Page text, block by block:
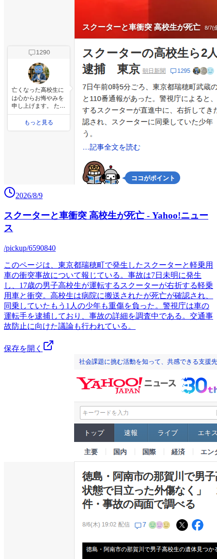
2026/8/9
スクーターと車衝突 高校生が死亡 - Yahoo!ニュー
ス
/pickup/6590840
このページは、東京都瑞穂町で発生したスクーターと軽乗用
車の衝突事故について報じている。事故は7日未明に発生
し、17歳の男子高校生が運転するスクーターが右折する軽乗
用車と衝突。高校生は病院に搬送されたが死亡が確認され、
同乗していたもう1人の少年も重傷を負った。警視庁は車の
運転手を逮捕しており、事故の詳細を調査中である。交通事
故防止に向けた議論も行われている。
保存を開く